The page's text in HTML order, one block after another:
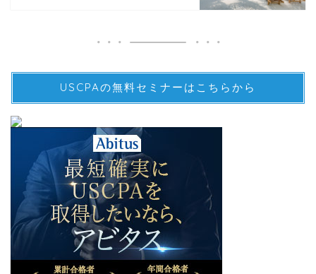
USCPAの無料セミナーはこちらから